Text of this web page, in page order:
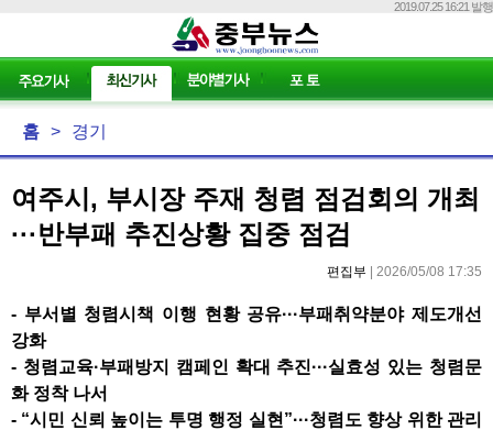
2019.07.25 16:21 발행
홈 > 경기
여주시, 부시장 주재 청렴 점검회의 개최
···반부패 추진상황 집중 점검
편집부 | 2026/05/08 17:35
- 부서별 청렴시책 이행 현황 공유···부패취약분야 제도개선
강화
- 청렴교육·부패방지 캠페인 확대 추진···실효성 있는 청렴문
화 정착 나서
- “시민 신뢰 높이는 투명 행정 실현 ”···청렴도 향상 위한 관리